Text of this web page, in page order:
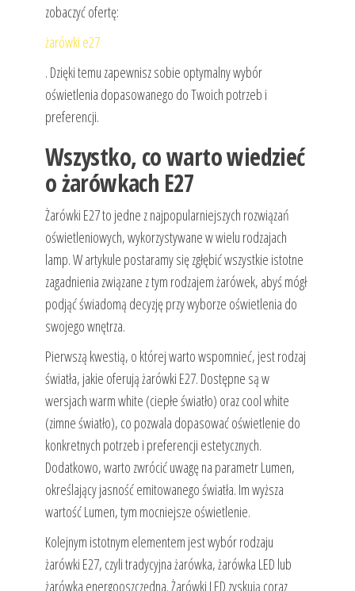
zobaczyć ofertę:
żarówki e27
. Dzięki temu zapewnisz sobie optymalny wybór
oświetlenia dopasowanego do Twoich potrzeb i
preferencji.
Wszystko, co warto wiedzieć
o żarówkach E27
Żarówki E27 to jedne z najpopularniejszych rozwiązań
oświetleniowych, wykorzystywane w wielu rodzajach
lamp. W artykule postaramy się zgłębić wszystkie istotne
zagadnienia związane z tym rodzajem żarówek, abyś mógł
podjąć świadomą decyzję przy wyborze oświetlenia do
swojego wnętrza.
Pierwszą kwestią, o której warto wspomnieć, jest rodzaj
światła, jakie oferują żarówki E27. Dostępne są w
wersjach warm white (ciepłe światło) oraz cool white
(zimne światło), co pozwala dopasować oświetlenie do
konkretnych potrzeb i preferencji estetycznych.
Dodatkowo, warto zwrócić uwagę na parametr Lumen,
określający jasność emitowanego światła. Im wyższa
wartość Lumen, tym mocniejsze oświetlenie.
Kolejnym istotnym elementem jest wybór rodzaju
żarówki E27, czyli tradycyjna żarówka, żarówka LED lub
żarówka energooszczędna. Żarówki LED zyskują coraz